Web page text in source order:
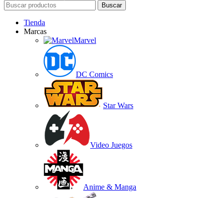
Buscar
Tienda
Marcas
Marvel
DC Comics
Star Wars
Video Juegos
Anime & Manga